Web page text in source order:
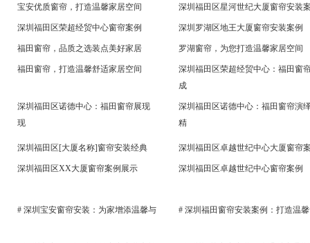
宝安优质窗帘，打造温馨家居空间 深圳福田区星河世纪大厦窗帘安装
深圳福田区荣超经贸中心窗帘案例 深圳罗湖区地王大厦窗帘安装案例
福田窗帘，品质之选装点美好家居 罗湖窗帘，为您打造温馨家居空间
福田窗帘，打造温馨舒适家居空间
深圳福田区荣超经贸中心：福田窗
成
深圳福田区诺德中心：福田窗帘展现
现
深圳福田区诺德中心：福田窗帘演
精
深圳福田区[大厦名称]窗帘安装经典 深圳福田区卓越世纪中心大厦窗帘
深圳福田区XX大厦窗帘案例展示 深圳福田区卓越世纪中心窗帘案例
# 深圳宝安窗帘安装：为家增添温馨与 # 深圳福田窗帘安装案例：打造温